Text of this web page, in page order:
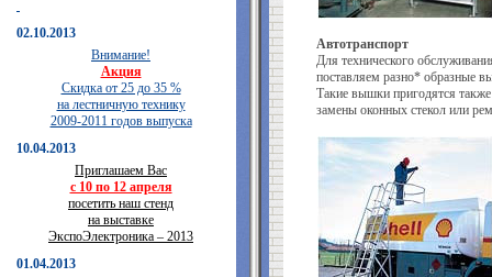
02.10.2013
Внимание!
Акция
Скидка от 25 до 35 %
на лестничную технику
2009-2011 годов выпуска
10.04.2013
Приглашаем Вас
с 10 по 12 апреля
посетить наш стенд
на выставке
ЭкспоЭлектроника – 2013
01.04.2013
Автотранспорт
Для технического
поставляем разно* образные
Такие вышки пригодятся
замены оконных стекол или